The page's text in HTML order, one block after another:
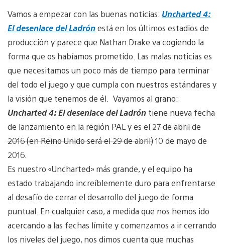
Vamos a empezar con las buenas noticias: Uncharted 4:
El desenlace del Ladrónestá en los últimos estadios de
producción y parece que Nathan Drake va cogiendo la
forma que os habíamos prometido. Las malas noticias es
que necesitamos un poco más de tiempo para terminar
del todo el juego y que cumpla con nuestros estándares y
la visión que tenemos de él. Vayamos al grano:
Uncharted 4: El desenlace del Ladrón tiene nueva fecha
de lanzamiento en la región PAL y es el 27 de abril de
2016 (en Reino Unido será el 29 de abril)10 de mayo de
2016.
Es nuestro «Uncharted» más grande, y el equipo ha
estado trabajando increíblemente duro para enfrentarse
al desafío de cerrar el desarrollo del juego de forma
puntual. En cualquier caso, a medida que nos hemos ido
acercando a las fechas límite y comenzamos a ir cerrando
los niveles del juego, nos dimos cuenta que muchas